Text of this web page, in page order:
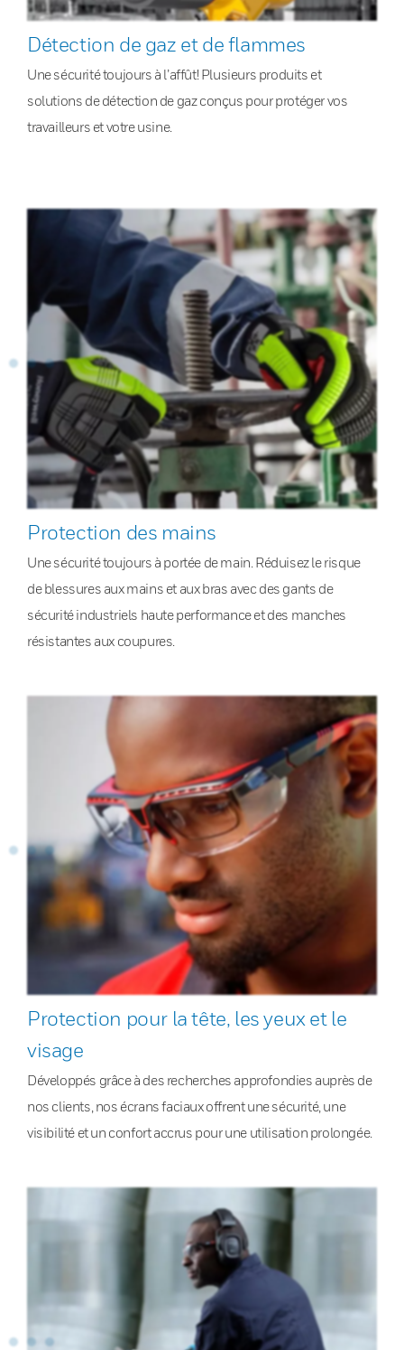
Détection de gaz et de flammes
Une sécurité toujours à l’affût! Plusieurs produits et
solutions de détection de gaz conçus pour protéger vos
travailleurs et votre usine.
Protection des mains
Une sécurité toujours à portée de main. Réduisez le risque
de blessures aux mains et aux bras avec des gants de
sécurité industriels haute performance et des manches
résistantes aux coupures.
Protection pour la tête, les yeux et le
visage
Développés grâce à des recherches approfondies auprès de
nos clients, nos écrans faciaux offrent une sécurité, une
visibilité et un confort accrus pour une utilisation prolongée.